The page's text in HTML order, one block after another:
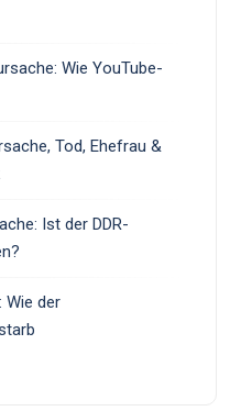
Wie YouTube-
Tod, Ehefrau &
Ist der DDR-
Wie der